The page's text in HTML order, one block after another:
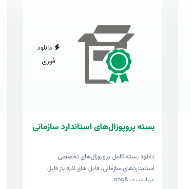
دانلود
فوری
بسته پروپوزال‌های استاندارد سازمانی
دانلود بسته کامل پروپوزال‌های تخصصی
استانداردهای سازمانی، فایل های لایه باز قابل
ویرایش در &nbs..